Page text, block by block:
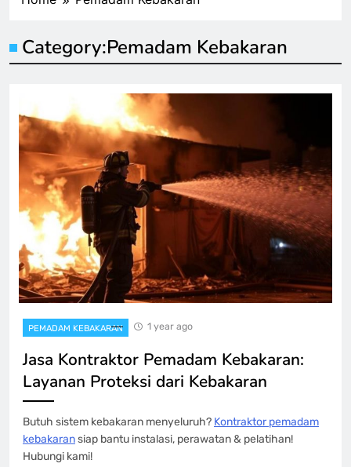
Category:Pemadam Kebakaran
PEMADAM KEBAKARAN 1 year ago
Jasa Kontraktor Pemadam Kebakaran:
Layanan Proteksi dari Kebakaran
Butuh sistem kebakaran menyeluruh? Kontraktor pemadam
kebakaransiap bantu instalasi, perawatan & pelatihan!
Hubungi kami!